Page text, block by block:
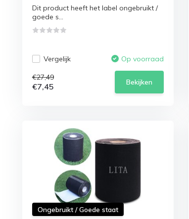
Dit product heeft het label ongebruikt /
goede s...
Vergelijk Op voorraad
€27,49
€7,45 Bekijken
Ongebruikt / Goede staat